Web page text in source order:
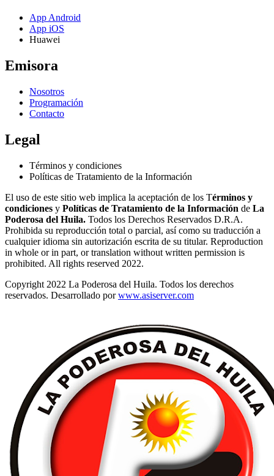
App Android
App iOS
Huawei
Emisora
Nosotros
Programación
Contacto
Legal
Términos y condiciones
Políticas de Tratamiento de la Información
El uso de este sitio web implica la aceptación de los Términos y
condiciones y Políticas de Tratamiento de la Información de La
Poderosa del Huila. Todos los Derechos Reservados D.R.A.
Prohibida su reproducción total o parcial, así como su traducción a
cualquier idioma sin autorización escrita de su titular. Reproduction
in whole or in part, or translation without written permission is
prohibited. All rights reserved 2022.
Copyright 2022 La Poderosa del Huila. Todos los derechos
reservados. Desarrollado porwww.asiserver.com